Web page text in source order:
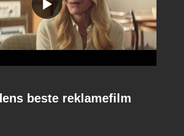
beste reklamefilm